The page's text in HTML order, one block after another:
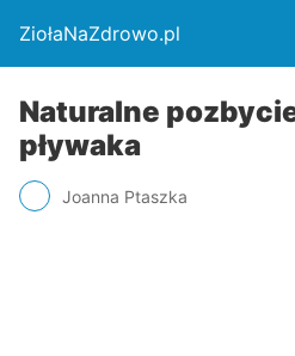
ZiołaNaZdrowo.pl
Naturalne
pływaka
Joanna Ptaszka